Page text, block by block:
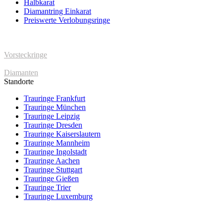
Halbkarat
Diamantring Einkarat
Preiswerte Verlobungsringe
Vorsteckringe
Diamanten
Standorte
Trauringe Frankfurt
Trauringe München
Trauringe Leipzig
Trauringe Dresden
Trauringe Kaiserslautern
Trauringe Mannheim
Trauringe Ingolstadt
Trauringe Aachen
Trauringe Stuttgart
Trauringe Gießen
Trauringe Trier
Trauringe Luxemburg